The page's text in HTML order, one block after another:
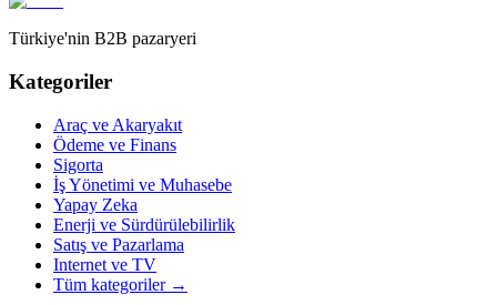
Türkiye'nin B2B pazaryeri
Kategoriler
Araç ve Akaryakıt
Ödeme ve Finans
Sigorta
İş Yönetimi ve Muhasebe
Yapay Zeka
Enerji ve Sürdürülebilirlik
Satış ve Pazarlama
Internet ve TV
Tüm kategoriler→